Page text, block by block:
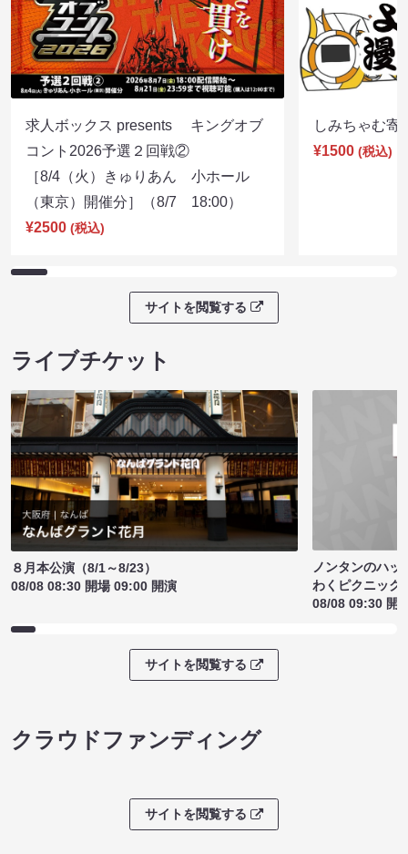
求人ボックス presents キングオブ
コント2026予選２回戦②
［8/4（火）きゅりあん 小ホール
（東京）開催分］（8/7 18:00）
¥2500 (税込)
しみちゃむ
¥1500 (税込)
サイトを閲覧する
ライブチケット
８月本公演（8/1～8/23）
08/08 08:30 開場 09:00 開演
ノンタンのハッ
わくピクニック
08/08 09:30 開
サイトを閲覧する
クラウドファンディング
サイトを閲覧する